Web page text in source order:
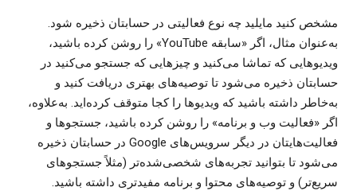
مشخص کنید مایلید چه نوع فعالیتی در حسابتان ذخیره شود.
به‌عنوان مثال، اگر «سابقه YouTube» را روشن کرده باشید،
ویدیوهایی که تماشا می‌کنید و چیزهایی که جستجو می‌کنید در
حسابتان ذخیره می‌شود تا توصیه‌های بهتری دریافت کنید و
به‌خاطر داشته باشید که ویدیوها را کجا متوقف کرده‌اید. به‌علاوه،
اگر «فعالیت وب و برنامه» را روشن کرده باشید، جستجوها و
فعالیت‌هایتان در دیگر سرویس‌های Google در حسابتان ذخیره
می‌شود تا بتوانید تجربه‌های شخصی‌شده‌تر (مثلاً جستجوهای
سریع‌تر) و توصیه‌های محتوا و برنامه مفیدتری داشته باشید.